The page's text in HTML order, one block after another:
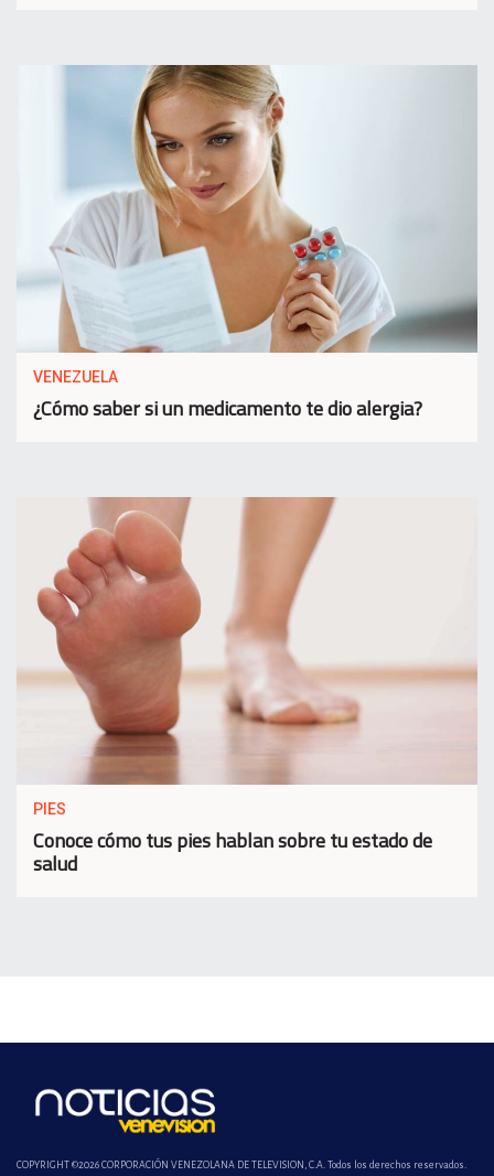
VENEZUELA
¿Cómo saber si un medicamento te dio alergia?
PIES
Conoce cómo tus pies hablan sobre tu estado de
salud
COPYRIGHT ©2026 CORPORACIÓN VENEZOLANA DE TELEVISION, C.A. Todos los derechos reservados.